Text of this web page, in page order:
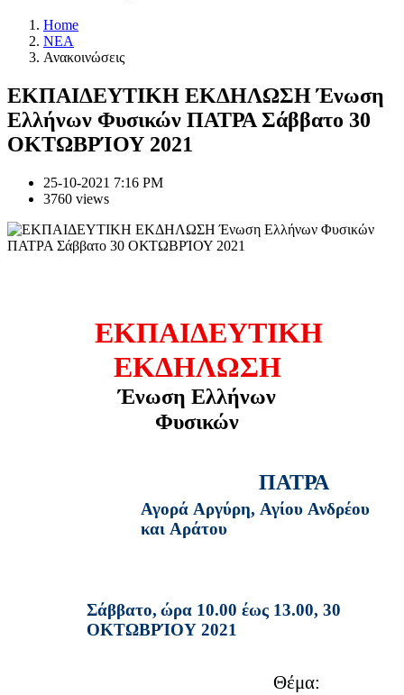
Home
NEA
Ανακοινώσεις
ΕΚΠΑΙΔΕΥΤΙΚΗ ΕΚΔΗΛΩΣΗ Ένωση
Ελλήνων Φυσικών ΠΑΤΡΑ Σάββατο 30
ΟΚΤΩΒΡΊΟΥ 2021
25-10-2021 7:16 PM
3760 views
ΕΚΠΑΙΔΕΥΤΙΚΗ
ΕΚΔΗΛΩΣΗ
Ένωση Ελλήνων
Φυσικών
ΠΑΤΡΑ
Αγορά Αργύρη, Αγίου Ανδρέου
και Αράτου
Σάββατο, ώρα 10.00 έως 13.00, 30
ΟΚΤΩΒΡΊΟΥ 2021
Θέμα: